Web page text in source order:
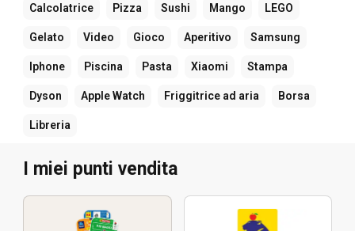
Calcolatrice Pizza Sushi Mango LEGO
Gelato Video Gioco Aperitivo Samsung
Iphone Piscina Pasta Xiaomi Stampa
Dyson Apple Watch Friggitrice ad aria Borsa
Libreria
I miei punti vendita